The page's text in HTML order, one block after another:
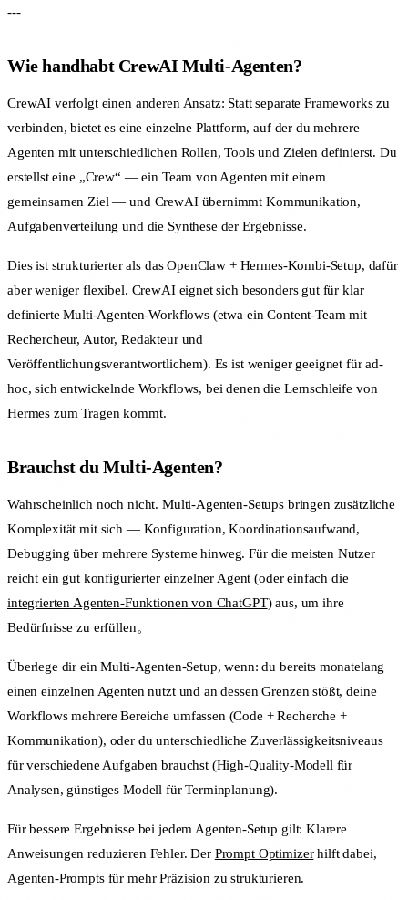
---
Wie handhabt CrewAI Multi-Agenten?
CrewAI verfolgt einen anderen Ansatz: Statt separate Frameworks zu
verbinden, bietet es eine einzelne Plattform, auf der du mehrere
Agenten mit unterschiedlichen Rollen, Tools und Zielen definierst. Du
erstellst eine „Crew“ — ein Team von Agenten mit einem
gemeinsamen Ziel — und CrewAI übernimmt Kommunikation,
Aufgabenverteilung und die Synthese der Ergebnisse.
Dies ist strukturierter als das OpenClaw + Hermes-Kombi-Setup, dafür
aber weniger flexibel. CrewAI eignet sich besonders gut für klar
definierte Multi-Agenten-Workflows (etwa ein Content-Team mit
Rechercheur, Autor, Redakteur und
Veröffentlichungsverantwortlichem). Es ist weniger geeignet für ad-
hoc, sich entwickelnde Workflows, bei denen die Lernschleife von
Hermes zum Tragen kommt.
Brauchst du Multi-Agenten?
Wahrscheinlich noch nicht. Multi-Agenten-Setups bringen zusätzliche
Komplexität mit sich — Konfiguration, Koordinationsaufwand,
Debugging über mehrere Systeme hinweg. Für die meisten Nutzer
reicht ein gut konfigurierter einzelner Agent (oder einfachdie
integrierten Agenten-Funktionen von ChatGPT) aus, um ihre
Bedürfnisse zu erfüllen。
Überlege dir ein Multi-Agenten-Setup, wenn: du bereits monatelang
einen einzelnen Agenten nutzt und an dessen Grenzen stößt, deine
Workflows mehrere Bereiche umfassen (Code + Recherche +
Kommunikation), oder du unterschiedliche Zuverlässigkeitsniveaus
für verschiedene Aufgaben brauchst (High-Quality-Modell für
Analysen, günstiges Modell für Terminplanung).
Für bessere Ergebnisse bei jedem Agenten-Setup gilt: Klarere
Anweisungen reduzieren Fehler. Der Prompt Optimizerhilft dabei,
Agenten-Prompts für mehr Präzision zu strukturieren.